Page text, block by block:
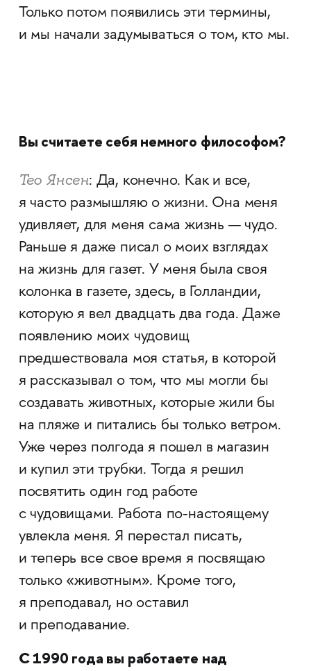
Только потом появились эти термины,
и мы начали задумываться о том, кто мы.
Вы считаете себя немного философом?
Тео Янсен: Да, конечно. Как и все,
я часто размышляю о жизни. Она меня
удивляет, для меня сама жизнь — чудо.
Раньше я даже писал о моих взглядах
на жизнь для газет. У меня была своя
колонка в газете, здесь, в Голландии,
которую я вел двадцать два года. Даже
появлению моих чудовищ
предшествовала моя статья, в которой
я рассказывал о том, что мы могли бы
создавать животных, которые жили бы
на пляже и питались бы только ветром.
Уже через полгода я пошел в магазин
и купил эти трубки. Тогда я решил
посвятить один год работе
с чудовищами. Работа по-настоящему
увлекла меня. Я перестал писать,
и теперь все свое время я посвящаю
только «животным». Кроме того,
я преподавал, но оставил
и преподавание.
С 1990 года вы работаете над